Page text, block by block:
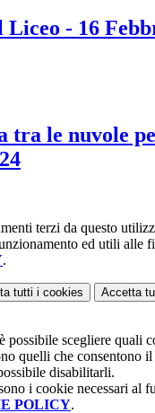
- 16
tra le nuvole
terzi da questo
ed utili alle
.
tutti i cookies Accetta
possibile scegliere quali
quelli che consentono
disabilitarli.
i cookie necessari al
POLICY.